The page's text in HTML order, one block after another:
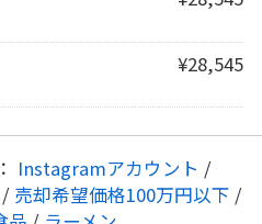
¥28,545
Instagramアカウント /
/ 売却希望価格100万円以下 /